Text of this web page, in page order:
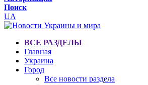
Поиск
UA
ВСЕ РАЗДЕЛЫ
Главная
Украина
Город
Все новости раздела